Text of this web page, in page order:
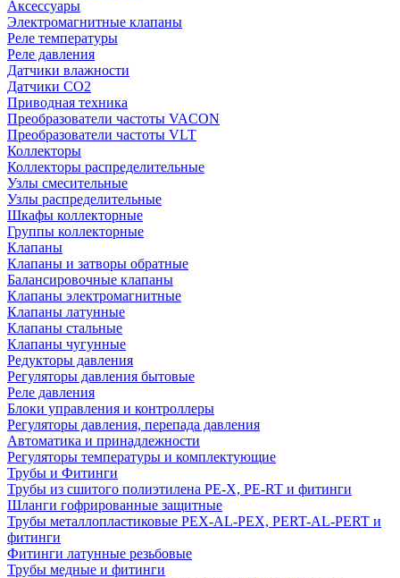
Аксессуары
Электромагнитные клапаны
Реле температуры
Реле давления
Датчики влажности
Датчики CO2
Приводная техника
Преобразователи частоты VACON
Преобразователи частоты VLT
Коллекторы
Коллекторы распределительные
Узлы смесительные
Узлы распределительные
Шкафы коллекторные
Группы коллекторные
Клапаны
Клапаны и затворы обратные
Балансировочные клапаны
Клапаны электромагнитные
Клапаны латунные
Клапаны стальные
Клапаны чугунные
Редукторы давления
Регуляторы давления бытовые
Реле давления
Блоки управления и контроллеры
Регуляторы давления, перепада давления
Автоматика и принадлежности
Регуляторы температуры и комплектующие
Трубы и Фитинги
Трубы из сшитого полиэтилена PE-X, PE-RT и фитинги
Шланги гофрированные защитные
Трубы металлопластиковые PEX-AL-PEX, PERT-AL-PERT и
фитинги
Фитинги латунные резьбовые
Трубы медные и фитинги